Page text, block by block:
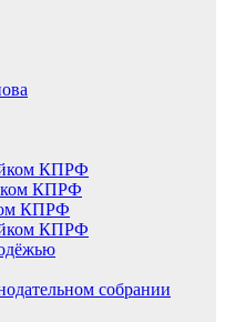
КПРФ
КПРФ
КПРФ
КПРФ
собрании